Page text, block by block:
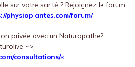
sur votre santé ? Rejoignez le forum
physioplantes.com/forum/
privée avec un Naturopathe?
~>
consultations/«